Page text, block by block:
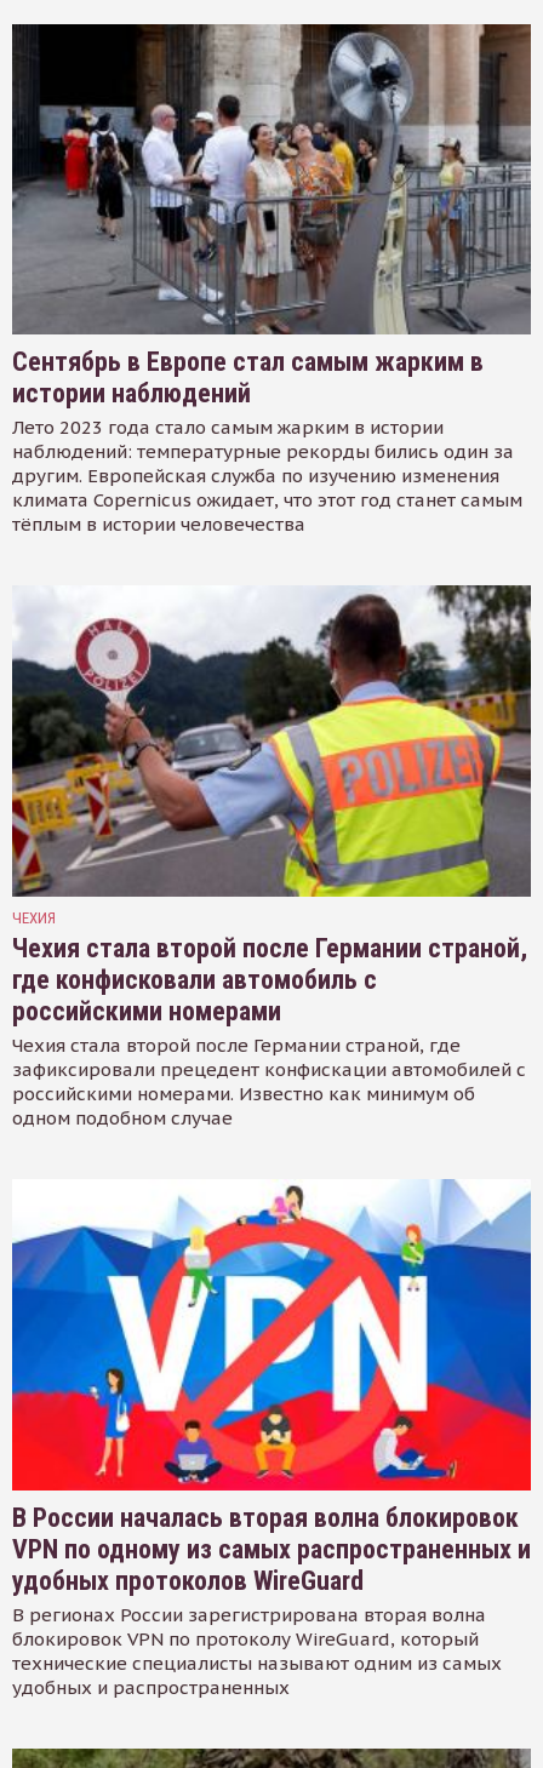
Сентябрь в Европе стал самым жарким в
истории наблюдений
Лето 2023 года стало самым жарким в истории
наблюдений: температурные рекорды бились один за
другим. Европейская служба по изучению изменения
климата Copernicus ожидает, что этот год станет самым
тёплым в истории человечества
ЧЕХИЯ
Чехия стала второй после Германии страной,
где конфисковали автомобиль с
российскими номерами
Чехия стала второй после Германии страной, где
зафиксировали прецедент конфискации автомобилей с
российскими номерами. Известно как минимум об
одном подобном случае
В России началась вторая волна блокировок
VPN по одному из самых распространенных и
удобных протоколов WireGuard
В регионах России зарегистрирована вторая волна
блокировок VPN по протоколу WireGuard, который
технические специалисты называют одним из самых
удобных и распространенных